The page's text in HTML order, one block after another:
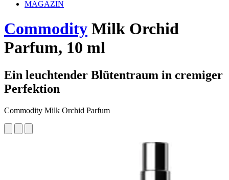
MAGAZIN
Commodity Milk Orchid
Parfum, 10 ml
Ein leuchtender Blütentraum in cremiger
Perfektion
Commodity Milk Orchid Parfum